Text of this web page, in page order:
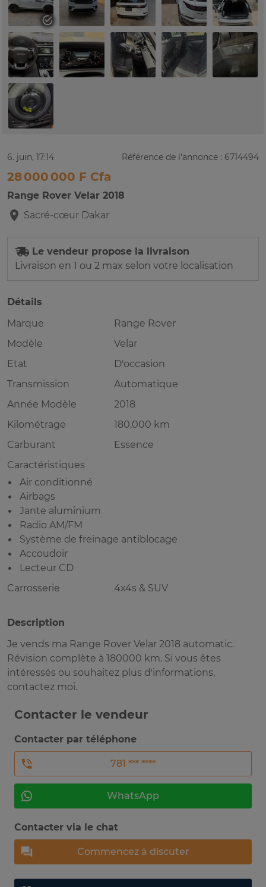
6. juin, 17:14 Référence de l'annonce : 6714494
28 000 000 F Cfa
Range Rover Velar 2018
Sacré-cœur Dakar
Le vendeur propose la livraison
Livraison en 1 ou 2 max selon votre localisation
Détails
Marque
Range Rover
Modèle
Velar
Etat
D'occasion
Transmission
Automatique
Année Modèle
2018
Kilométrage
180,000 km
Carburant
Essence
Caractéristiques
Air conditionné
Airbags
Jante aluminium
Radio AM/FM
Système de freinage antiblocage
Accoudoir
Lecteur CD
Carrosserie
4x4s & SUV
Description
Je vends ma Range Rover Velar 2018 automatic.
Révision complète à 180000 km. Si vous êtes
intéressés ou souhaitez plus d'informations,
contactez moi.
Contacter le vendeur
Contacter par téléphone
781 *** ****
WhatsApp
Contacter via le chat
Commencez à discuter